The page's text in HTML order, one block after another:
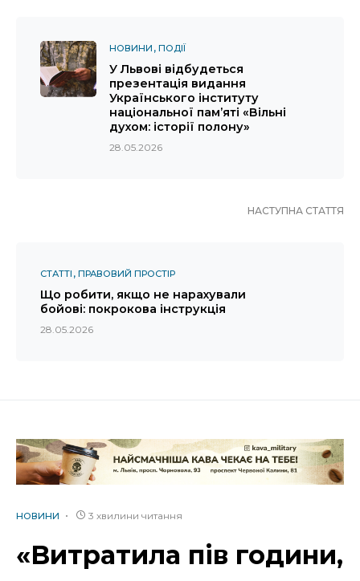
НОВИНИ ПОДІЇ
У Львові відбудеться
презентація видання
Українського інституту
національної пам’яті «Вільні
духом: історії полону»
28.05.2026
НАСТУПНА СТАТТЯ
СТАТТІ ПРАВОВИЙ ПРОСТІР
Що робити, якщо не нарахували
бойові: покрокова інструкція
28.05.2026
НОВИНИ 3 хвилини читання
«Витратила пів години,